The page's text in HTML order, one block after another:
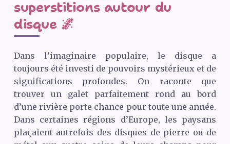
superstitions autour du
disque 🌌
Dans l’imaginaire populaire, le disque a
toujours été investi de pouvoirs mystérieux et de
significations profondes. On raconte que
trouver un galet parfaitement rond au bord
d’une rivière porte chance pour toute une année.
Dans certaines régions d’Europe, les paysans
plaçaient autrefois des disques de pierre ou de